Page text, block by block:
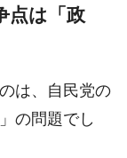
点は「政
は、自民党の
の問題でし